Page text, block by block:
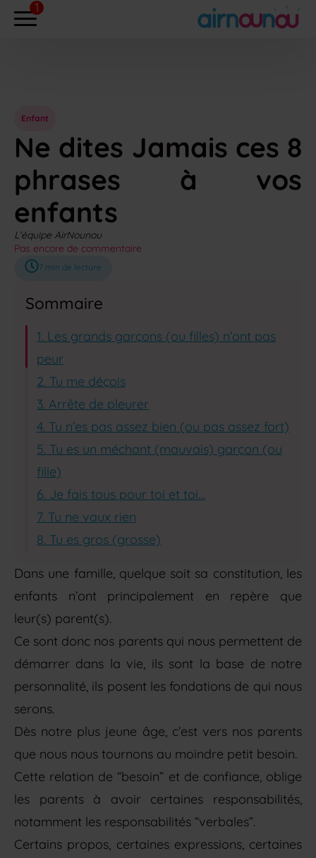
Enfant
Ne dites Jamais ces 8
phrases à vos
enfants
L'équipe AirNounou
Pas encore de commentaire
7 min de lecture
Sommaire
1. Les grands garçons (ou filles) n’ont pas
peur
2. Tu me déçois
3. Arrête de pleurer
4. Tu n’es pas assez bien (ou pas assez fort)
5. Tu es un méchant (mauvais) garçon (ou
fille)
6. Je fais tous pour toi et toi…
7. Tu ne vaux rien
8. Tu es gros (grosse)
Dans une famille, quelque soit sa constitution, les
enfants n’ont principalement en repère que
leur(s) parent(s).
Ce sont donc nos parents qui nous permettent de
démarrer dans la vie, ils sont la base de notre
personnalité, ils posent les fondations de qui nous
serons.
Dès notre plus jeune âge, c’est vers nos parents
que nous nous tournons au moindre petit besoin.
Cette relation de “besoin” et de confiance, oblige
les parents à avoir certaines responsabilités,
notamment les responsabilités “verbales”.
Certains propos, certaines expressions, certaines